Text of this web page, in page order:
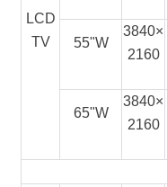
LCD
TV
55"W
3840×
2160
65"W
3840×
2160